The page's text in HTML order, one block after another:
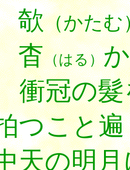
欹（かたむ
杳（はる）
冠の髮
つこと遍
の明月